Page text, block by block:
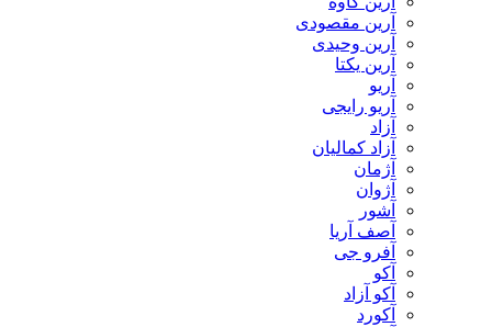
آرین مقصودی
آرین وحیدی
آرین یکتا
آریو
آریو رایجی
آزاد
آزاد کمالیان
آژمان
آژوان
آشور
آصف آریا
آفرو جی
آکو
آکو آزاد
آکورد